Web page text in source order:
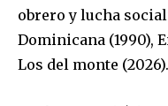
obrero y lucha
Dominicana (1990),
Los del monte (2026).